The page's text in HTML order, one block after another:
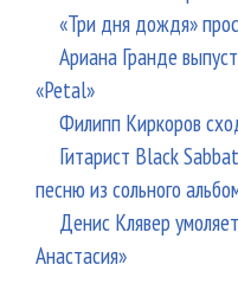
«Три дня дождя»
Ариана Гранде
«Petal»
Филипп Киркоров
Гитарист Black
песню из сольного
Денис Клявер
Анастасия»